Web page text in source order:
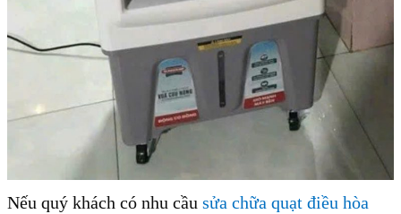
Nếu quý khách có nhu cầu sửa chữa quạt điều hòa